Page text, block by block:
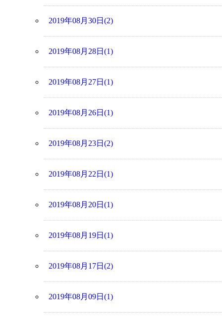
2019年08月30日(2)
2019年08月28日(1)
2019年08月27日(1)
2019年08月26日(1)
2019年08月23日(2)
2019年08月22日(1)
2019年08月20日(1)
2019年08月19日(1)
2019年08月17日(2)
2019年08月09日(1)